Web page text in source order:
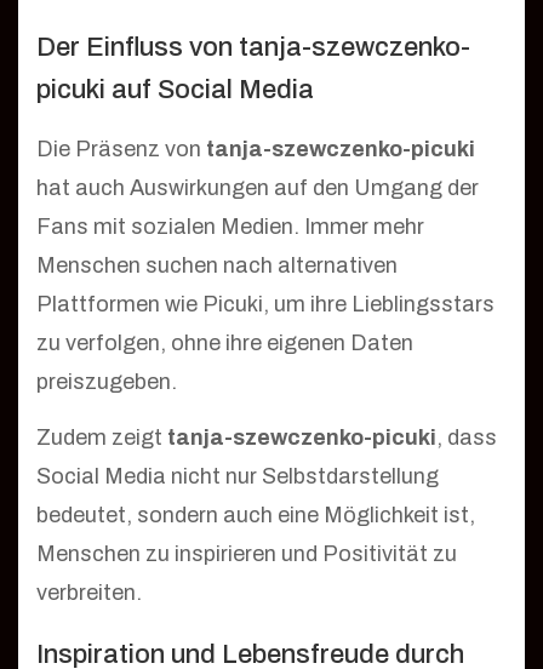
Der Einfluss von tanja-szewczenko-
picuki auf Social Media
Die Präsenz von tanja-szewczenko-picuki
hat auch Auswirkungen auf den Umgang der
Fans mit sozialen Medien. Immer mehr
Menschen suchen nach alternativen
Plattformen wie Picuki, um ihre Lieblingsstars
zu verfolgen, ohne ihre eigenen Daten
preiszugeben.
Zudem zeigt tanja-szewczenko-picuki, dass
Social Media nicht nur Selbstdarstellung
bedeutet, sondern auch eine Möglichkeit ist,
Menschen zu inspirieren und Positivität zu
verbreiten.
Inspiration und Lebensfreude durch